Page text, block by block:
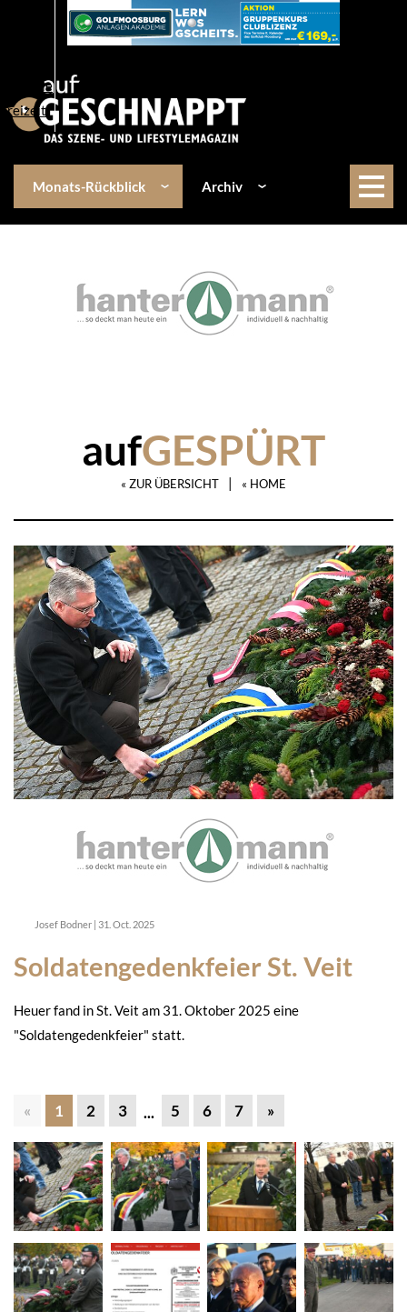
Lifestyle
Freizeit
Monats-Rückblick Archiv
aufGESPÜRT
« ZUR ÜBERSICHT | « HOME
Josef Bodner | 31. Oct. 2025
Soldatengedenkfeier St. Veit
Heuer fand in St. Veit am 31. Oktober 2025 eine
"Soldatengedenkfeier" statt.
« 1 2 3 ... 5 6 7 »